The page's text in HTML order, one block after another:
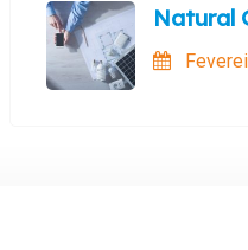
Natural